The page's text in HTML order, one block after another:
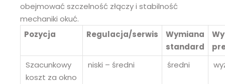
obejmować szczelność złączy i stabilność
mechaniki okuć.
Pozycja
Regulacja/serwis
Wymiana
standard
Szacunkowy
koszt za okno
niski – średni średni